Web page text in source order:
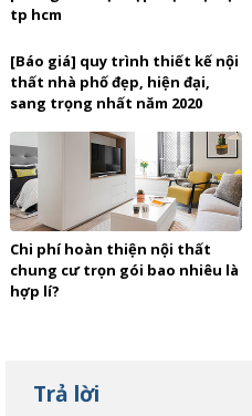
tp hcm
[Báo giá] quy trình thiết kế nội
thất nhà phố đẹp, hiện đại,
sang trọng nhất năm 2020
Chi phí hoàn thiện nội thất
chung cư trọn gói bao nhiêu là
hợp lí?
Trả lời